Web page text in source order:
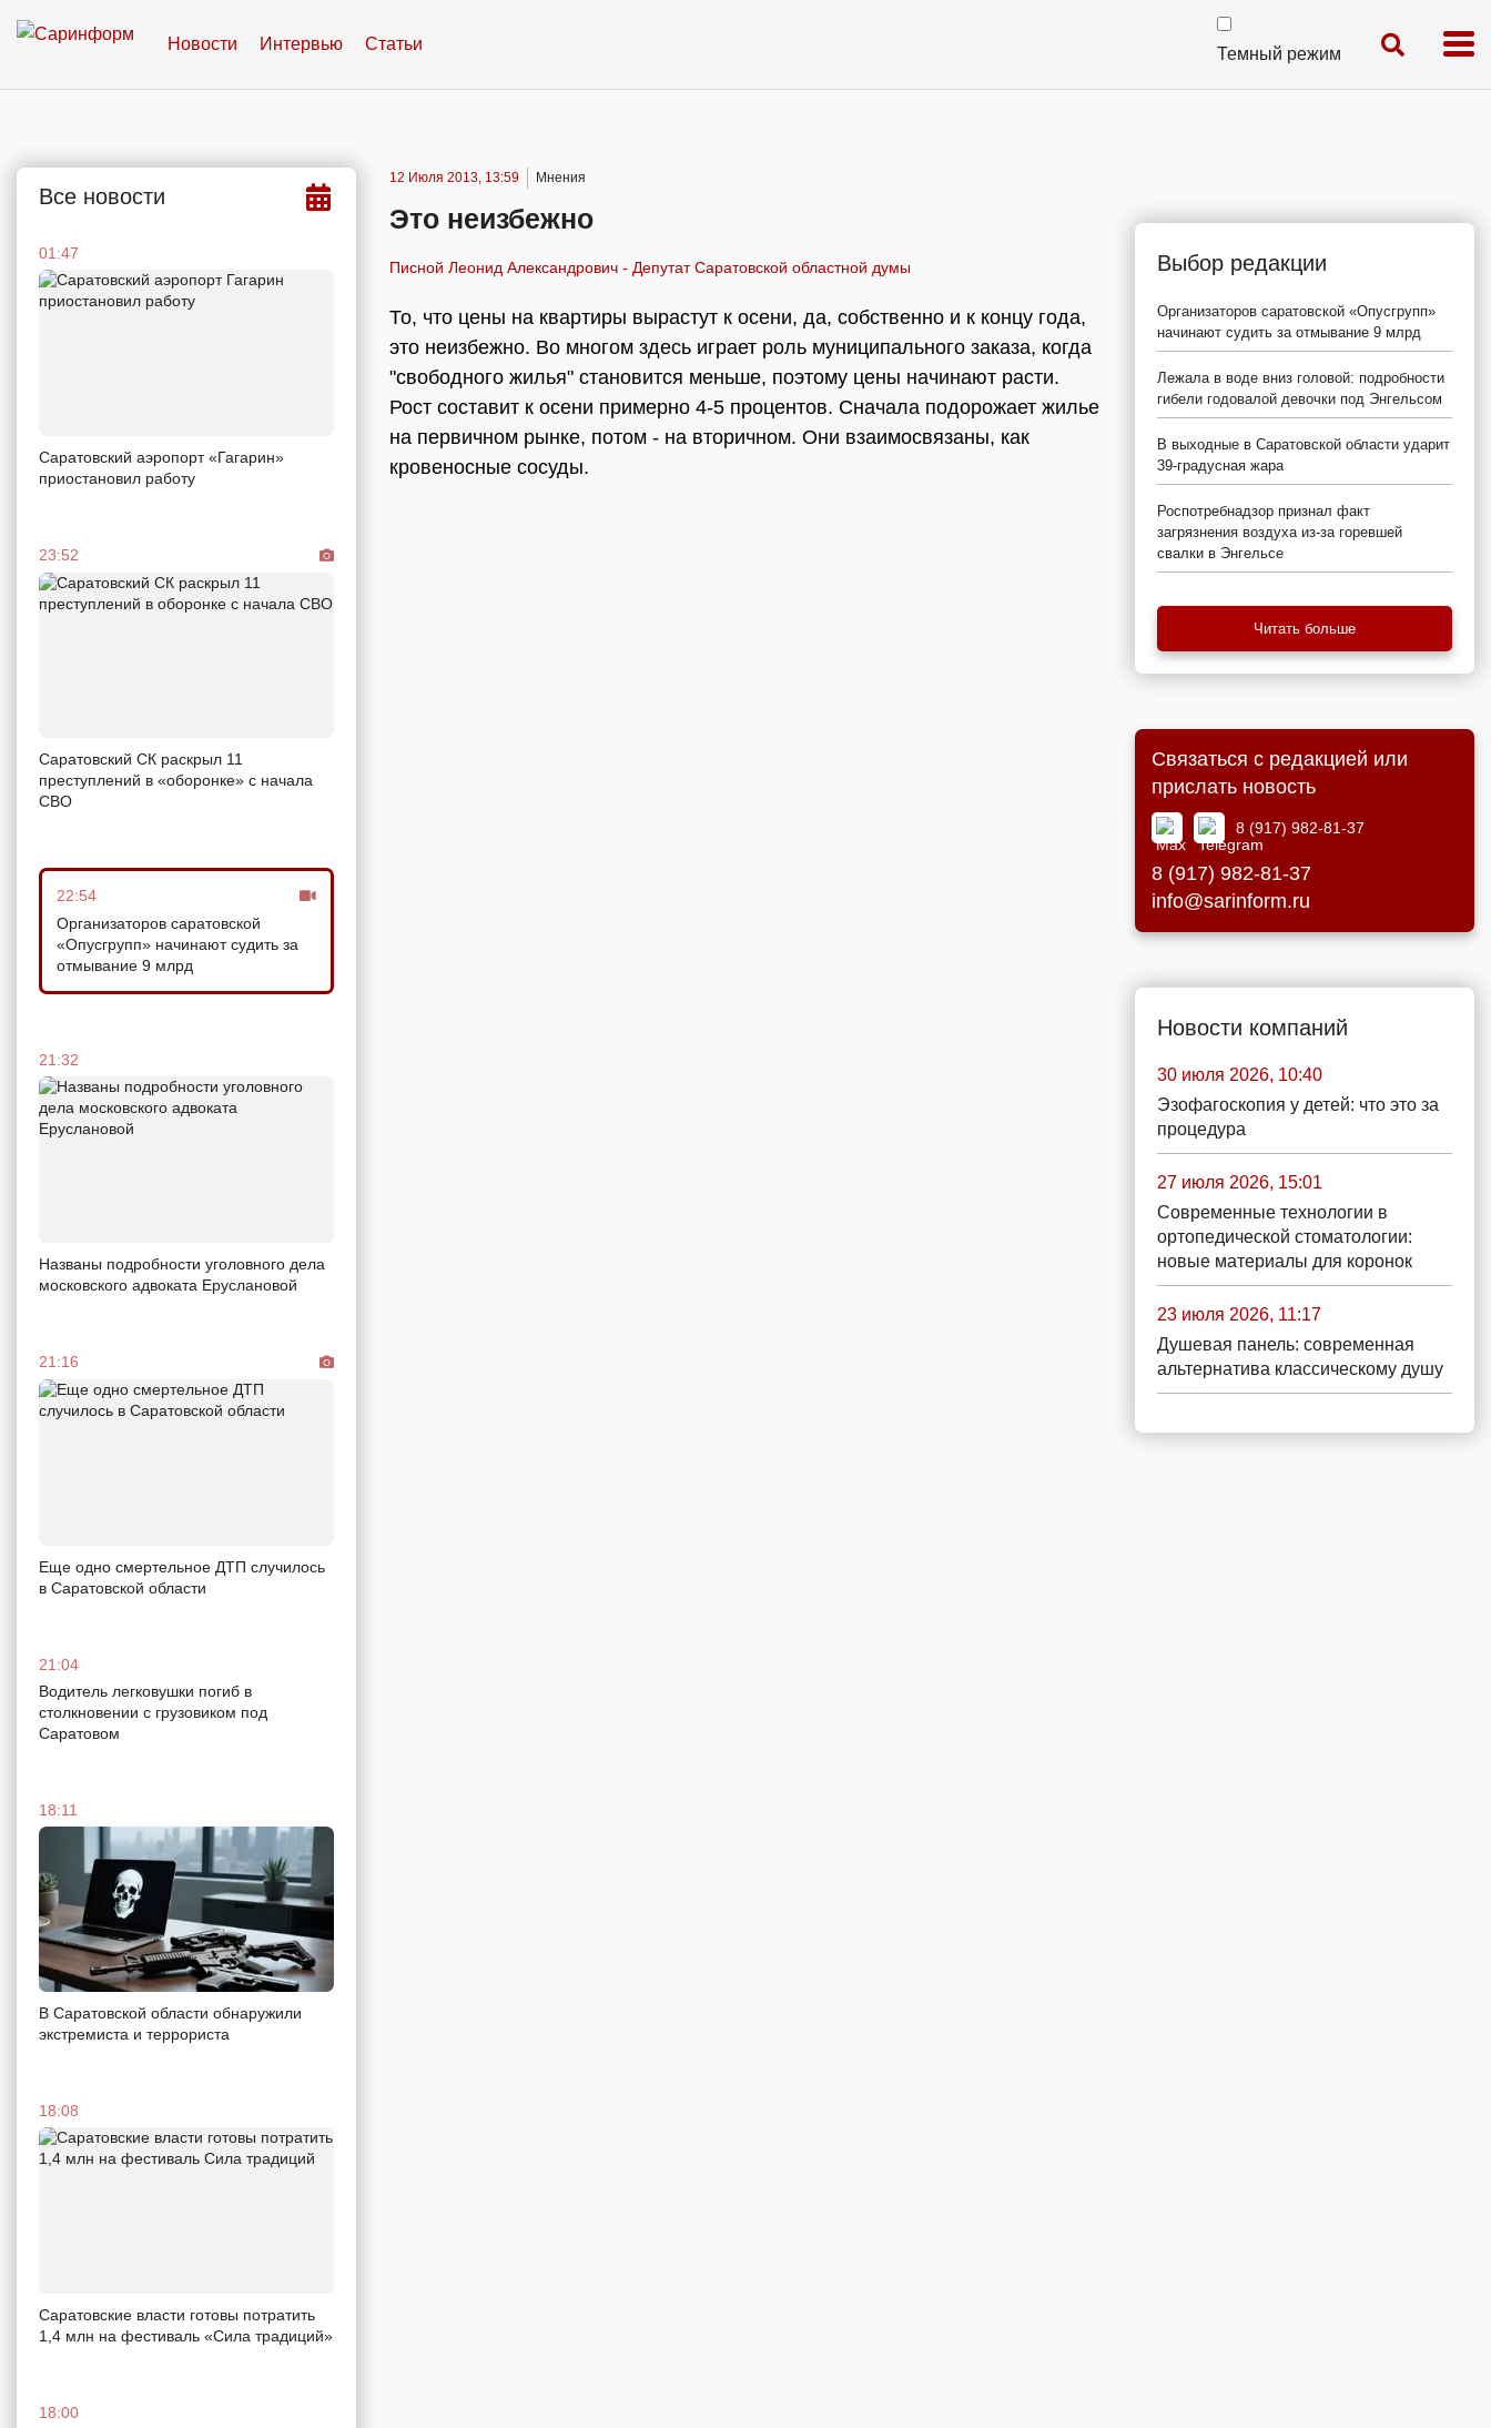
Новости Интервью Статьи
Темный режим
Все новости
01:47
Саратовский аэропорт «Гагарин»
приостановил работу
23:52
Саратовский СК раскрыл 11
преступлений в «оборонке» с начала
СВО
22:54
Организаторов саратовской
«Опусгрупп» начинают судить за
отмывание 9 млрд
21:32
Названы подробности уголовного дела
московского адвоката Еруслановой
21:16
Еще одно смертельное ДТП случилось
в Саратовской области
21:04
Водитель легковушки погиб в
столкновении с грузовиком под
Саратовом
18:11
В Саратовской области обнаружили
экстремиста и террориста
18:08
Саратовские власти готовы потратить
1,4 млн на фестиваль «Сила традиций»
18:00
12 Июля 2013, 13:59 Мнения
Это неизбежно
Писной Леонид Александрович - Депутат Саратовской областной думы
То, что цены на квартиры вырастут к осени, да, собственно и к концу года,
это неизбежно. Во многом здесь играет роль муниципального заказа, когда
"свободного жилья" становится меньше, поэтому цены начинают расти.
Рост составит к осени примерно 4-5 процентов. Сначала подорожает жилье
на первичном рынке, потом - на вторичном. Они взаимосвязаны, как
кровеносные сосуды.
Выбор редакции
Организаторов саратовской «Опусгрупп»
начинают судить за отмывание 9 млрд
Лежала в воде вниз головой: подробности
гибели годовалой девочки под Энгельсом
В выходные в Саратовской области ударит
39-градусная жара
Роспотребнадзор признал факт
загрязнения воздуха из-за горевшей
свалки в Энгельсе
Читать больше
Связаться с редакцией или
прислать новость
8 (917) 982-81-37
8 (917) 982-81-37
info@sarinform.ru
Новости компаний
30 июля 2026, 10:40
Эзофагоскопия у детей: что это за
процедура
27 июля 2026, 15:01
Современные технологии в
ортопедической стоматологии:
новые материалы для коронок
23 июля 2026, 11:17
Душевая панель: современная
альтернатива классическому душу